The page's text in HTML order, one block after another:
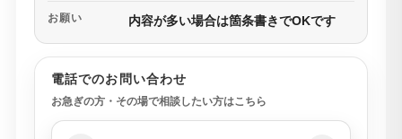
お願い 内容が多い場合は箇条書きでOKです
電話でのお問い合わせ
お急ぎの方・その場で相談したい方はこちら